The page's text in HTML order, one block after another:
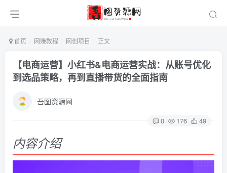
首页 网赚教程 网创项目 正文
【电商运营】小红书&电商运营实战：从账号优化
到选品策略，再到直播带货的全面指南
吾图资源网
0 176 49
内容介绍